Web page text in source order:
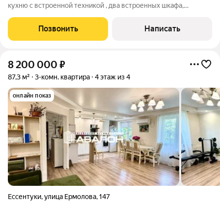
кухню с встроенной техникой , два встроенных шкафа,
котельная своя на наш корпус, что позволяет коммунальные
платежи снизить вдвое .
Позвонить Написать
8 200 000 ₽
87,3 м² 3-комн. квартира 4 этаж из 4
онлайн показ
Ессентуки,улица Ермолова,147